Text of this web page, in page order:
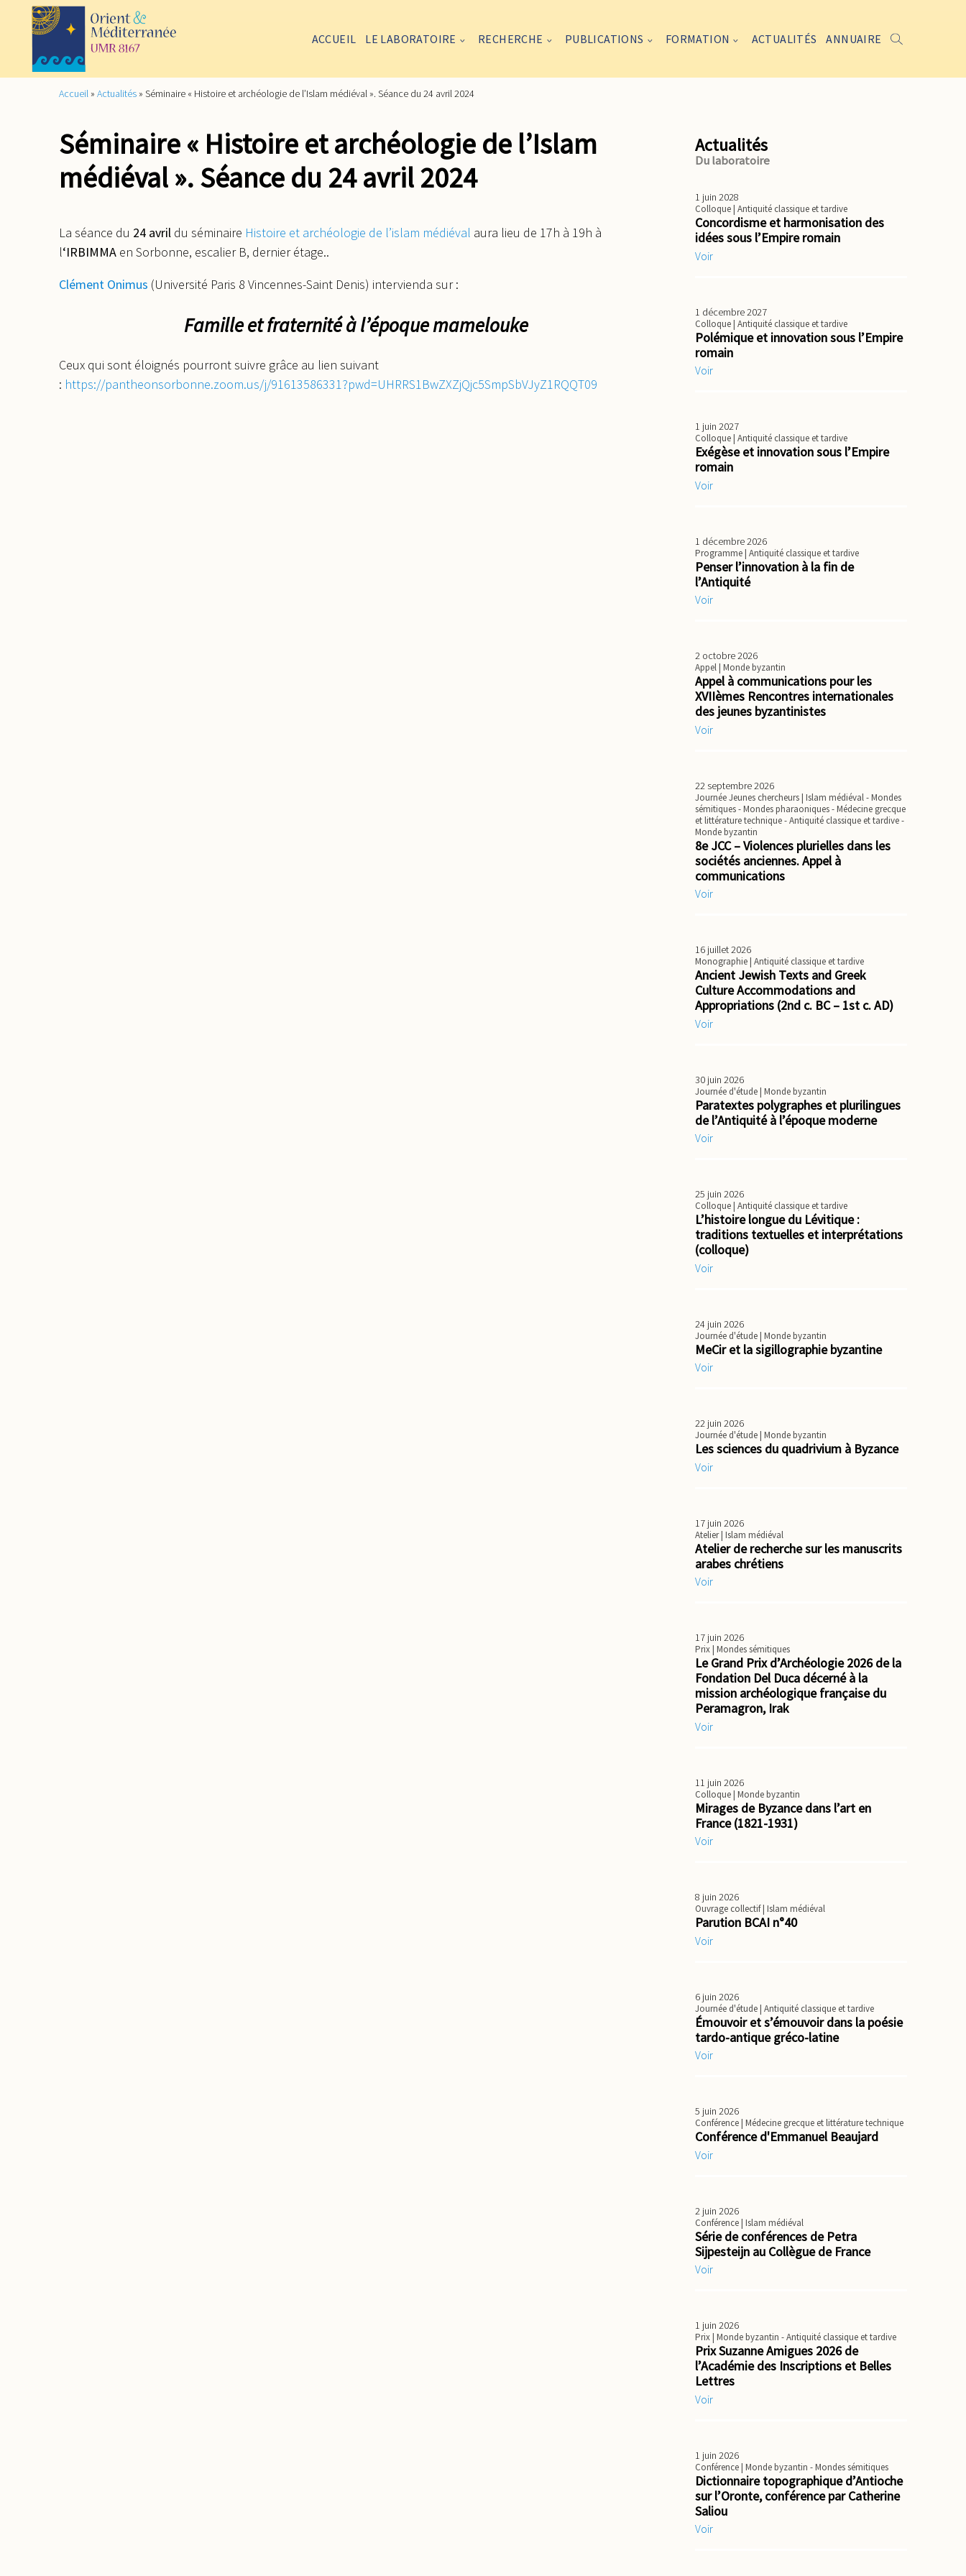
ACCUEIL LE LABORATOIRE RECHERCHE PUBLICATIONS FORMATION ACTUALITÉS ANNUAIRE
Accueil » Actualités » Séminaire « Histoire et archéologie de l’Islam médiéval ». Séance du 24 avril 2024
Séminaire « Histoire et archéologie de l’Islam
médiéval ». Séance du 24 avril 2024
La séance du 24 avril du séminaire Histoire et archéologie de l’islam médiéval aura lieu de 17h à 19h à
l‘IRBIMMA en Sorbonne, escalier B, dernier étage..
Clément Onimus (Université Paris 8 Vincennes-Saint Denis) intervienda sur :
Famille et fraternité à l’époque mamelouke
Ceux qui sont éloignés pourront suivre grâce au lien suivant
: https://pantheonsorbonne.zoom.us/j/91613586331?pwd=UHRRS1BwZXZjQjc5SmpSbVJyZ1RQQT09
Actualités
Du laboratoire
1 juin 2028
Colloque| Antiquité classique et tardive
Concordisme et harmonisation des
idées sous l’Empire romain
Voir
1 décembre 2027
Colloque| Antiquité classique et tardive
Polémique et innovation sous l’Empire
romain
Voir
1 juin 2027
Colloque| Antiquité classique et tardive
Exégèse et innovation sous l’Empire
romain
Voir
1 décembre 2026
Programme| Antiquité classique et tardive
Penser l’innovation à la fin de
l’Antiquité
Voir
2 octobre 2026
Appel| Monde byzantin
Appel à communications pour les
XVIIèmes Rencontres internationales
des jeunes byzantinistes
Voir
22 septembre 2026
Journée Jeunes chercheurs| Islam médiéval - Mondes
sémitiques - Mondes pharaoniques - Médecine grecque
et littérature technique - Antiquité classique et tardive -
Monde byzantin
8e JCC – Violences plurielles dans les
sociétés anciennes. Appel à
communications
Voir
16 juillet 2026
Monographie| Antiquité classique et tardive
Ancient Jewish Texts and Greek
Culture Accommodations and
Appropriations (2nd c. BC – 1st c. AD)
Voir
30 juin 2026
Journée d'étude| Monde byzantin
Paratextes polygraphes et plurilingues
de l’Antiquité à l’époque moderne
Voir
25 juin 2026
Colloque| Antiquité classique et tardive
L’histoire longue du Lévitique :
traditions textuelles et interprétations
(colloque)
Voir
24 juin 2026
Journée d'étude| Monde byzantin
MeCir et la sigillographie byzantine
Voir
22 juin 2026
Journée d'étude| Monde byzantin
Les sciences du quadrivium à Byzance
Voir
17 juin 2026
Atelier| Islam médiéval
Atelier de recherche sur les manuscrits
arabes chrétiens
Voir
17 juin 2026
Prix| Mondes sémitiques
Le Grand Prix d’Archéologie 2026 de la
Fondation Del Duca décerné à la
mission archéologique française du
Peramagron, Irak
Voir
11 juin 2026
Colloque| Monde byzantin
Mirages de Byzance dans l’art en
France (1821-1931)
Voir
8 juin 2026
Ouvrage collectif| Islam médiéval
Parution BCAI n°40
Voir
6 juin 2026
Journée d'étude| Antiquité classique et tardive
Émouvoir et s’émouvoir dans la poésie
tardo-antique gréco-latine
Voir
5 juin 2026
Conférence| Médecine grecque et littérature technique
Conférence d'Emmanuel Beaujard
Voir
2 juin 2026
Conférence| Islam médiéval
Série de conférences de Petra
Sijpesteijn au Collègue de France
Voir
1 juin 2026
Prix| Monde byzantin - Antiquité classique et tardive
Prix Suzanne Amigues 2026 de
l’Académie des Inscriptions et Belles
Lettres
Voir
1 juin 2026
Conférence| Monde byzantin - Mondes sémitiques
Dictionnaire topographique d’Antioche
sur l’Oronte, conférence par Catherine
Saliou
Voir